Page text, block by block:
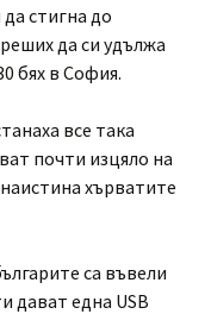
стигна до
да си удължа
бях в София.
все така
почти изцяло на
хърватите
са въвели
дават една USB